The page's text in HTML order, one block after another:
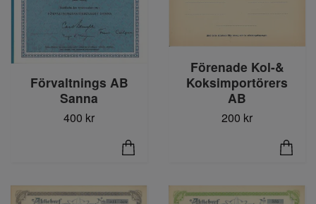
Förvaltnings AB
Sanna
400 kr
Förenade Kol-&
Koksimportörers
AB
200 kr